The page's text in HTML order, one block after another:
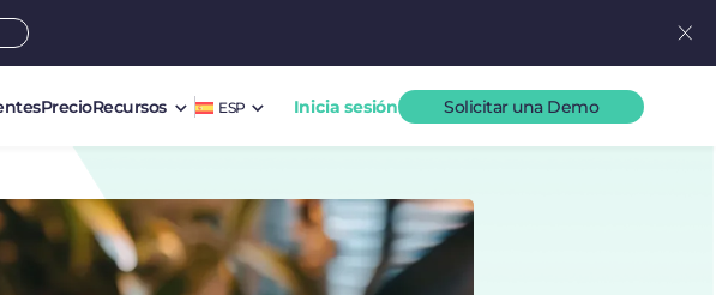
PrecioRecursos ESP Inicia sesión Solicitar una Demo